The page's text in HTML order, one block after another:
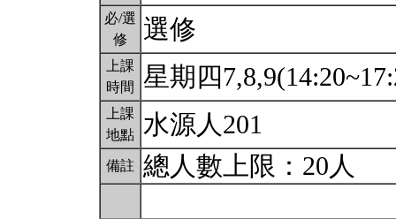
必/選
修
選修
上課
時間
星期四
上課
地點 水源人201
備註 總人數上限：20人